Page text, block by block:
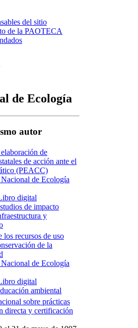
del sitio
de la PAOTECA
de Ecología
autor
de
de acción ante el
(PEACC)
de Ecología
digital
de impacto
y
los recursos de uso
de la
de Ecología
digital
ambiental
sobre prácticas
directa y certificación